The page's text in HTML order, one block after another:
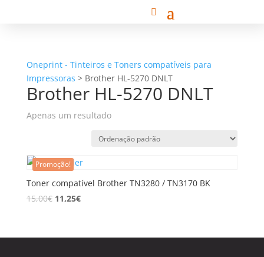
Oneprint - Tinteiros e Toners compatíveis para
Impressoras > Brother HL-5270 DNLT
Brother HL-5270 DNLT
Apenas um resultado
Promoção!
Toner compatível Brother TN3280 / TN3170 BK
15,00€ 11,25€